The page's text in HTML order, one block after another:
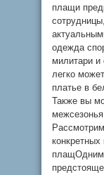
плащи
одежда
милитари и
легко
платье в
Также вы
плащОдним